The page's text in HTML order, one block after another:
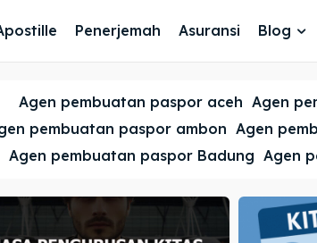
Penerjemah Asuransi Blog
Agen pembuatan paspor aceh Agen
pembuatan paspor ambon Agen
Agen pembuatan paspor Badung Agen